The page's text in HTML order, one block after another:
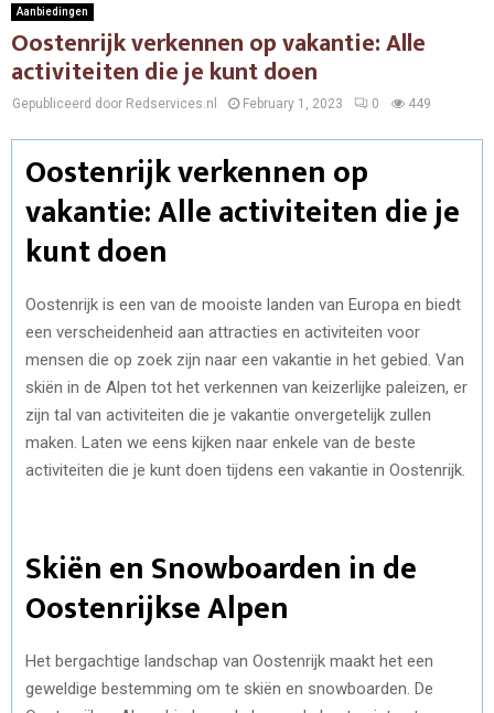
Aanbiedingen
Oostenrijk verkennen op vakantie: Alle
activiteiten die je kunt doen
Gepubliceerd door Redservices.nl February 1, 2023 0 449
Oostenrijk verkennen op
vakantie: Alle activiteiten die je
kunt doen
Oostenrijk is een van de mooiste landen van Europa en biedt
een verscheidenheid aan attracties en activiteiten voor
mensen die op zoek zijn naar een vakantie in het gebied. Van
skiën in de Alpen tot het verkennen van keizerlijke paleizen, er
zijn tal van activiteiten die je vakantie onvergetelijk zullen
maken. Laten we eens kijken naar enkele van de beste
activiteiten die je kunt doen tijdens een vakantie in Oostenrijk.
Skiën en Snowboarden in de
Oostenrijkse Alpen
Het bergachtige landschap van Oostenrijk maakt het een
geweldige bestemming om te skiën en snowboarden. De